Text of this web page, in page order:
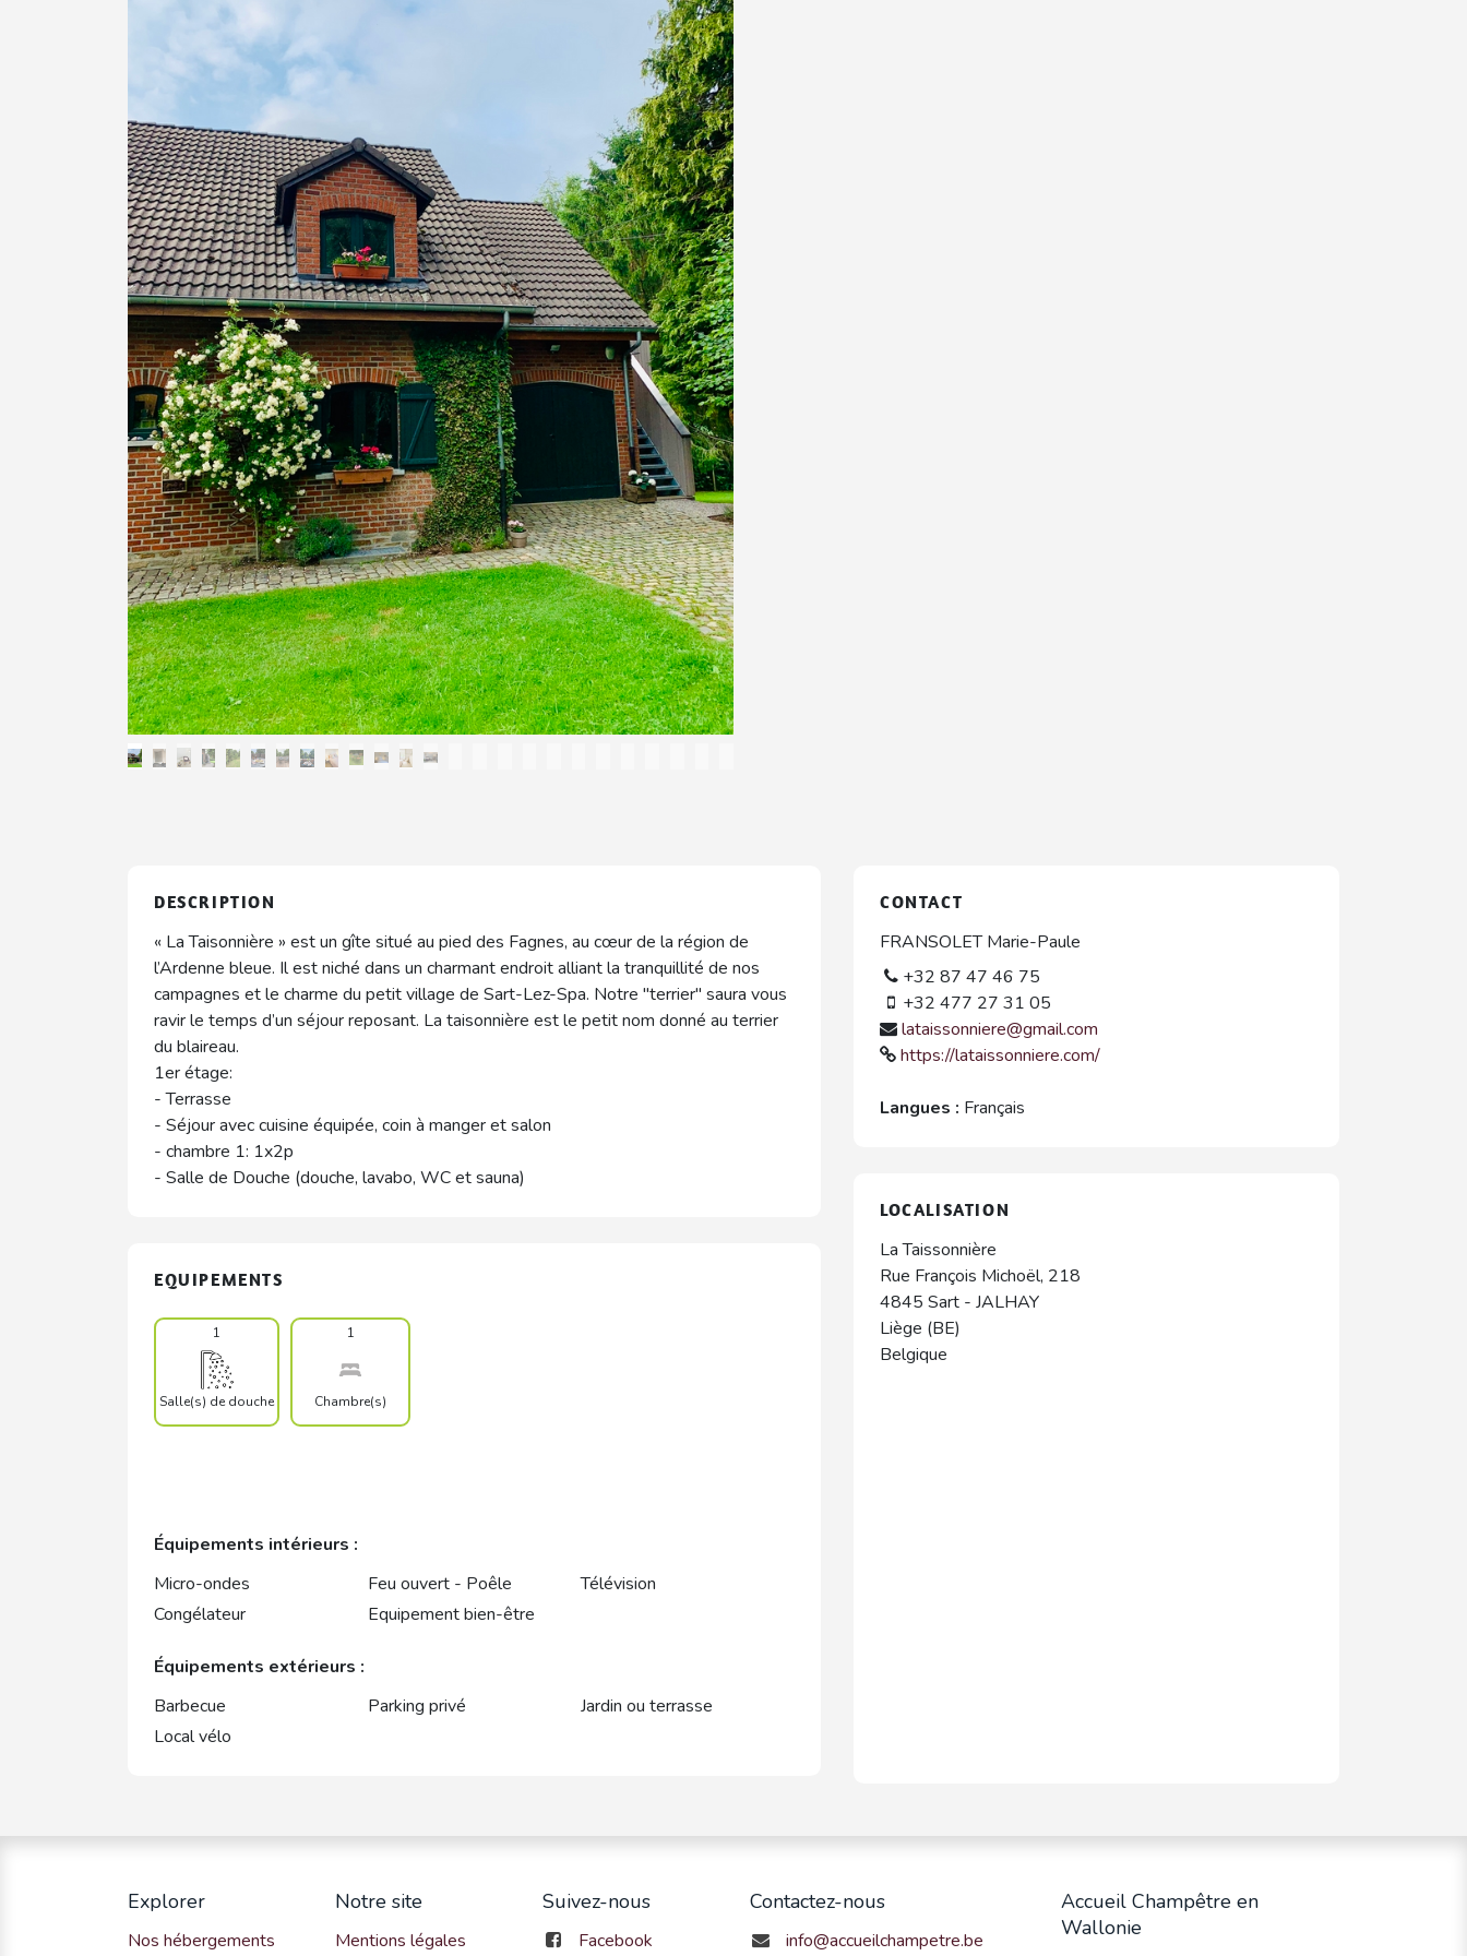
DESCRIPTION
« La Taisonnière » est un gîte situé au pied des Fagnes, au cœur de la région de
l’Ardenne bleue. Il est niché dans un charmant endroit alliant la tranquillité de nos
campagnes et le charme du petit village de Sart-Lez-Spa. Notre "terrier" saura vous
ravir le temps d’un séjour reposant. La taisonnière est le petit nom donné au terrier
du blaireau.
1er étage:
- Terrasse
- Séjour avec cuisine équipée, coin à manger et salon
- chambre 1: 1x2p
- Salle de Douche (douche, lavabo, WC et sauna)
EQUIPEMENTS
1
Salle(s) de douche
1
Chambre(s)
Équipements intérieurs :
Micro-ondes
Feu ouvert - Poêle
Télévision
Congélateur
Equipement bien-être
Équipements extérieurs :
Barbecue
Parking privé
Jardin ou terrasse
Local vélo
CONTACT
FRANSOLET Marie-Paule
+32 87 47 46 75
+32 477 27 31 05
lataissonniere@gmail.com
https://lataissonniere.com/
Langues : Français
LOCALISATION
La Taissonnière
Rue François Michoël, 218
4845 Sart - JALHAY
Liège (BE)
Belgique
Explorer
Nos hébergements
Notre site
Mentions légales
Suivez-nous
Facebook
Contactez-nous
info@accueilchampetre.be
Accueil Champêtre en
Wallonie